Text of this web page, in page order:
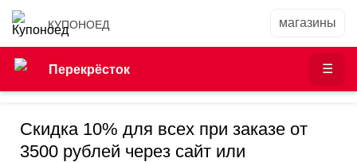
КУПОНОЕД
Перекрёсток
Скидка 10% для всех при заказе от
3500 рублей через сайт или